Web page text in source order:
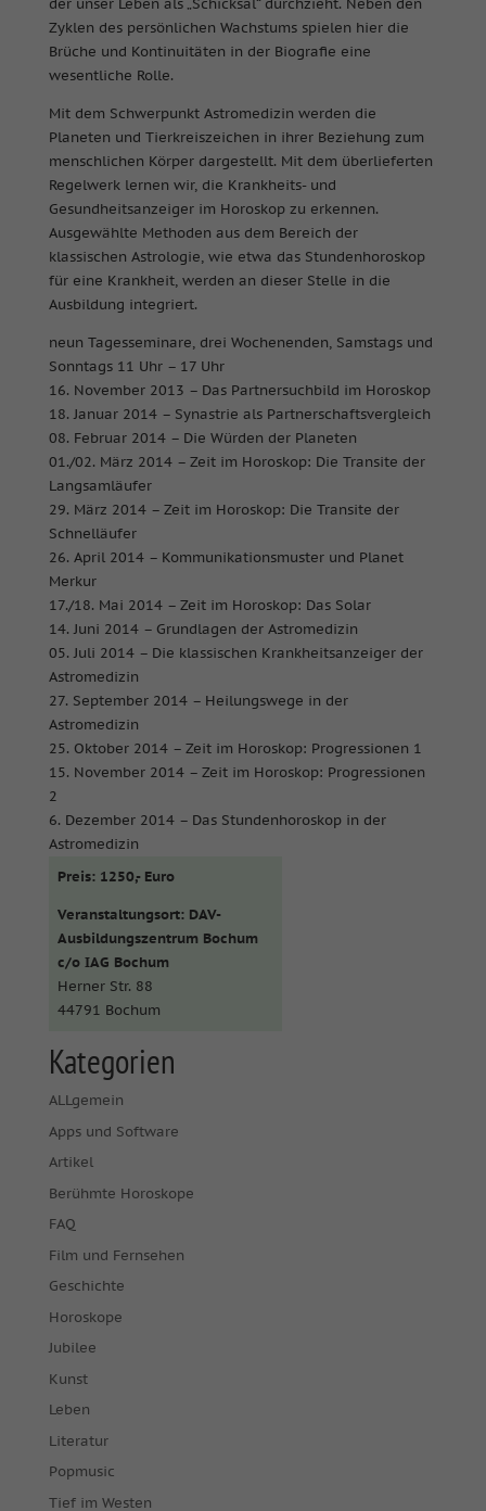
der unser Leben als „Schicksal“ durchzieht. Neben den
Zyklen des persönlichen Wachstums spielen hier die
Brüche und Kontinuitäten in der Biografie eine
wesentliche Rolle.
Mit dem Schwerpunkt Astromedizin werden die
Planeten und Tierkreiszeichen in ihrer Beziehung zum
menschlichen Körper dargestellt. Mit dem überlieferten
Regelwerk lernen wir, die Krankheits- und
Gesundheitsanzeiger im Horoskop zu erkennen.
Ausgewählte Methoden aus dem Bereich der
klassischen Astrologie, wie etwa das Stundenhoroskop
für eine Krankheit, werden an dieser Stelle in die
Ausbildung integriert.
neun Tagesseminare, drei Wochenenden, Samstags und
Sonntags 11 Uhr – 17 Uhr
16. November 2013 – Das Partnersuchbild im Horoskop
18. Januar 2014 – Synastrie als Partnerschaftsvergleich
08. Februar 2014 – Die Würden der Planeten
01./02. März 2014 – Zeit im Horoskop: Die Transite der
Langsamläufer
29. März 2014 – Zeit im Horoskop: Die Transite der
Schnelläufer
26. April 2014 – Kommunikationsmuster und Planet
Merkur
17./18. Mai 2014 – Zeit im Horoskop: Das Solar
14. Juni 2014 – Grundlagen der Astromedizin
05. Juli 2014 – Die klassischen Krankheitsanzeiger der
Astromedizin
27. September 2014 – Heilungswege in der
Astromedizin
25. Oktober 2014 – Zeit im Horoskop: Progressionen 1
15. November 2014 – Zeit im Horoskop: Progressionen
2
6. Dezember 2014 – Das Stundenhoroskop in der
Astromedizin
Preis: 1250,- Euro
Veranstaltungsort: DAV-
Ausbildungszentrum Bochum
c/o IAG Bochum
Herner Str. 88
44791 Bochum
Kategorien
ALLgemein
Apps und Software
Artikel
Berühmte Horoskope
FAQ
Film und Fernsehen
Geschichte
Horoskope
Jubilee
Kunst
Leben
Literatur
Popmusic
Tief im Westen